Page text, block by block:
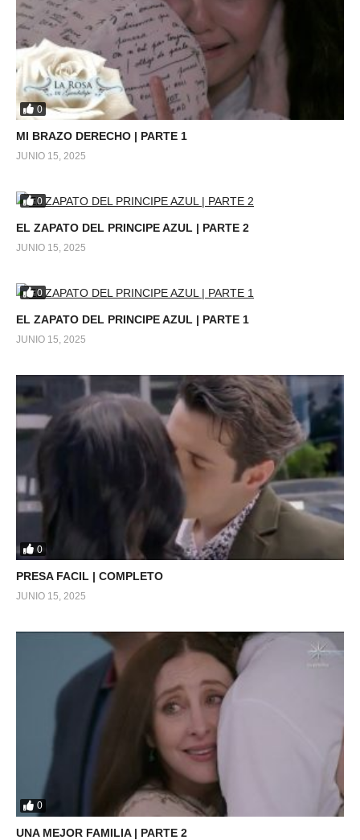
0
MI BRAZO DERECHO | PARTE 1
JUNIO 15, 2025
0
EL ZAPATO DEL PRINCIPE AZUL | PARTE 2
JUNIO 15, 2025
0
EL ZAPATO DEL PRINCIPE AZUL | PARTE 1
JUNIO 15, 2025
0
PRESA FACIL | COMPLETO
JUNIO 15, 2025
0
UNA MEJOR FAMILIA | PARTE 2